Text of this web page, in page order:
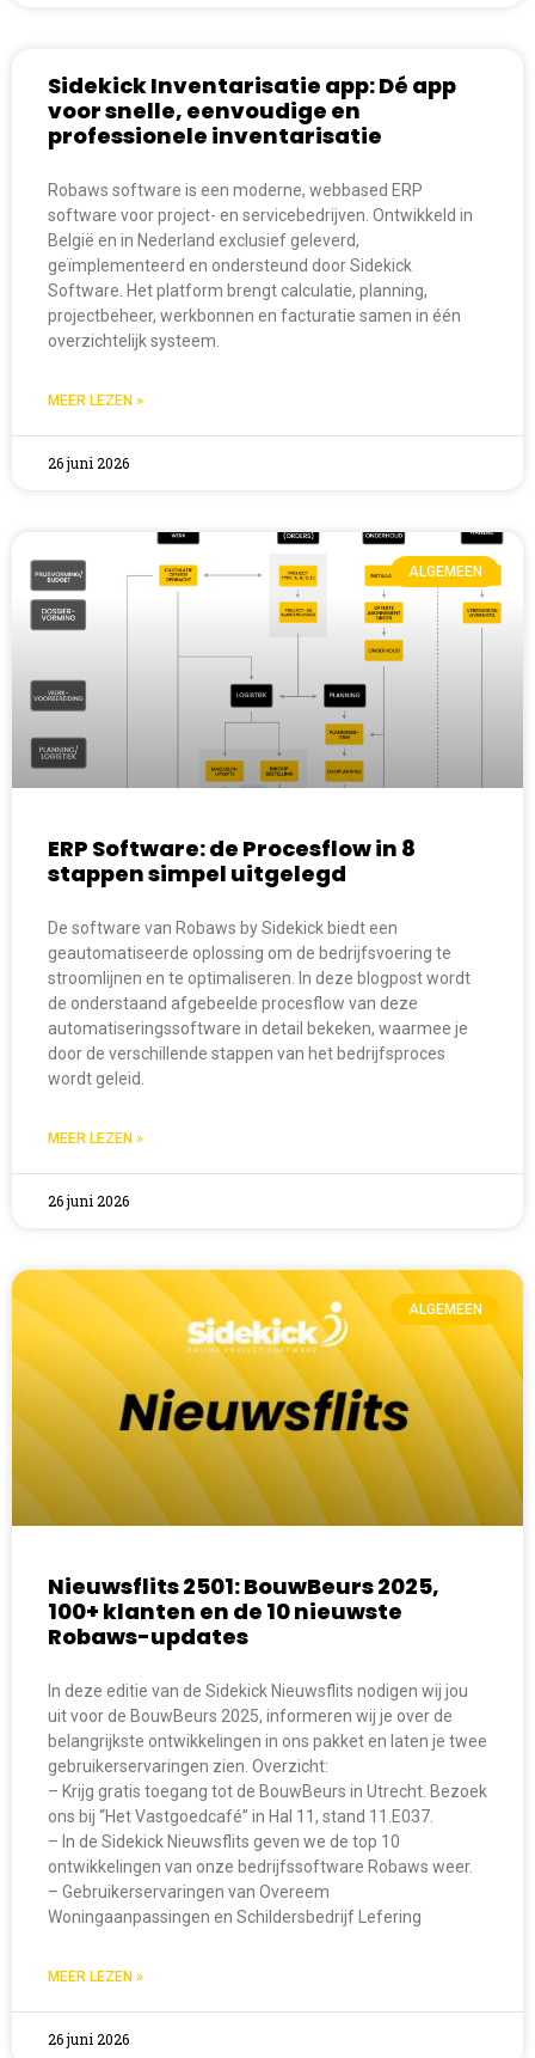
Sidekick Inventarisatie app: Dé app
voor snelle, eenvoudige en
professionele inventarisatie
Robaws software is een moderne, webbased ERP
software voor project- en servicebedrijven. Ontwikkeld in
België en in Nederland exclusief geleverd,
geïmplementeerd en ondersteund door Sidekick
Software. Het platform brengt calculatie, planning,
projectbeheer, werkbonnen en facturatie samen in één
overzichtelijk systeem.
MEER LEZEN »
26 juni 2026
ALGEMEEN
ERP Software: de Procesflow in 8
stappen simpel uitgelegd
De software van Robaws by Sidekick biedt een
geautomatiseerde oplossing om de bedrijfsvoering te
stroomlijnen en te optimaliseren. In deze blogpost wordt
de onderstaand afgebeelde procesflow van deze
automatiseringssoftware in detail bekeken, waarmee je
door de verschillende stappen van het bedrijfsproces
wordt geleid.
MEER LEZEN »
26 juni 2026
ALGEMEEN
Nieuwsflits 2501: BouwBeurs 2025,
100+ klanten en de 10 nieuwste
Robaws-updates
In deze editie van de Sidekick Nieuwsflits nodigen wij jou
uit voor de BouwBeurs 2025, informeren wij je over de
belangrijkste ontwikkelingen in ons pakket en laten je twee
gebruikerservaringen zien. Overzicht:
– Krijg gratis toegang tot de BouwBeurs in Utrecht. Bezoek
ons bij “Het Vastgoedcafé” in Hal 11, stand 11.E037.
– In de Sidekick Nieuwsflits geven we de top 10
ontwikkelingen van onze bedrijfssoftware Robaws weer.
– Gebruikerservaringen van Overeem
Woningaanpassingen en Schildersbedrijf Lefering
MEER LEZEN »
26 juni 2026